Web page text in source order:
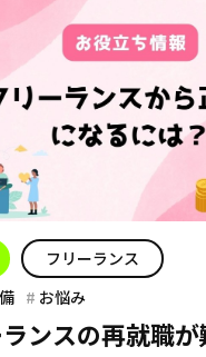
フリーランス
お悩み
ンスの再就職